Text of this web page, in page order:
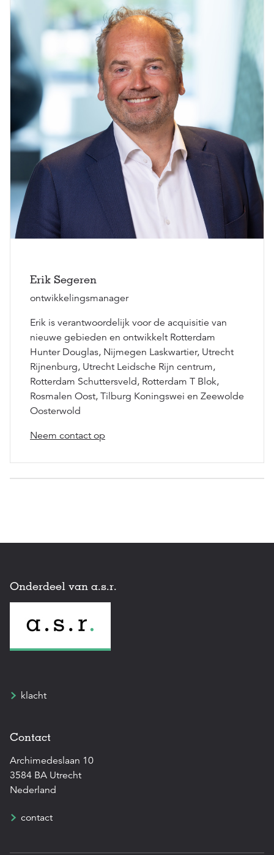
Erik Segeren
ontwikkelingsmanager
Erik is verantwoordelijk voor de acquisitie van
nieuwe gebieden en ontwikkelt Rotterdam
Hunter Douglas, Nijmegen Laskwartier, Utrecht
Rijnenburg, Utrecht Leidsche Rijn centrum,
Rotterdam Schuttersveld, Rotterdam T Blok,
Rosmalen Oost, Tilburg Koningswei en Zeewolde
Oosterwold
Neem contact op
Onderdeel van a.s.r.
klacht
Contact
Archimedeslaan 10
3584 BA Utrecht
Nederland
contact